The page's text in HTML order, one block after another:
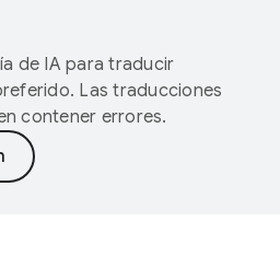
de IA para traducir
Las traducciones
contener errores.